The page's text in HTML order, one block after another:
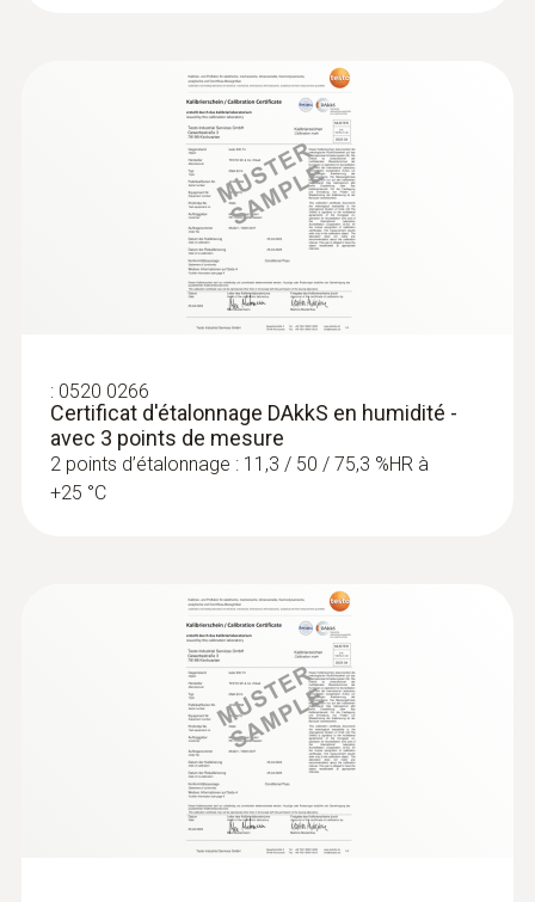
: 0520 0266
Certificat d'étalonnage DAkkS en humidité -
avec 3 points de mesure
2 points d’étalonnage : 11,3 / 50 / 75,3 %HR à
+25 °C